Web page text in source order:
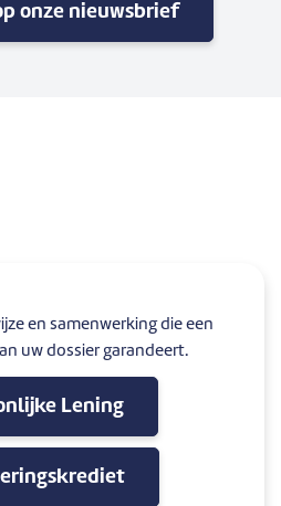
onze nieuwsbrief
en samenwerking die een
uw dossier garandeert.
Lening